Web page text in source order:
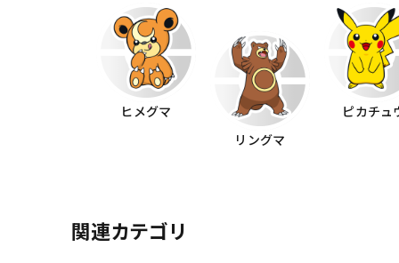
ヒメグマ
リングマ
ピカチュ
関連カテゴリ